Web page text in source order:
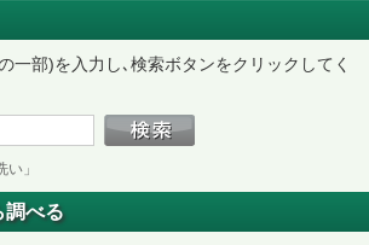
一部)を入力し､検索ボタンをクリックしてく
」
調べる